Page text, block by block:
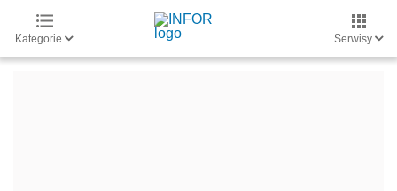
Kategorie Serwisy